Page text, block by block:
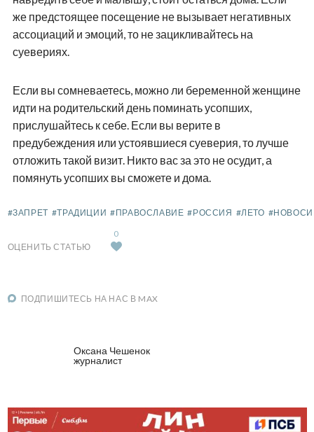
же предстоящее посещение не вызывает негативных
ассоциаций и эмоций, то не зацикливайтесь на
суевериях.
Если вы сомневаетесь, можно ли беременной женщине
идти на родительский день поминать усопших,
прислушайтесь к себе. Если вы верите в
предубеждения или устоявшиеся суеверия, то лучше
отложить такой визит. Никто вас за это не осудит, а
помянуть усопших вы сможете и дома.
#ЗАПРЕТ #ТРАДИЦИИ #ПРАВОСЛАВИЕ #РОССИЯ #ЛЕТО
ОЦЕНИТЬ СТАТЬЮ
0
ПОДПИШИТЕСЬ НА НАС В MAX
Оксана Чешенок
журналист